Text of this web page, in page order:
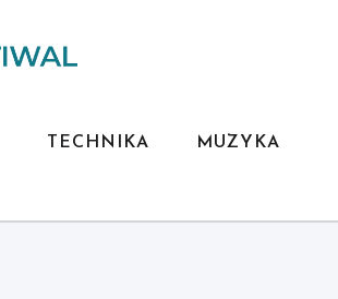
TECHNIKA MUZYKA